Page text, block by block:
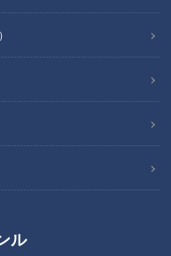
ル
ポットを紹介！【花咲かタ
】
気グランピング! 秋の食材